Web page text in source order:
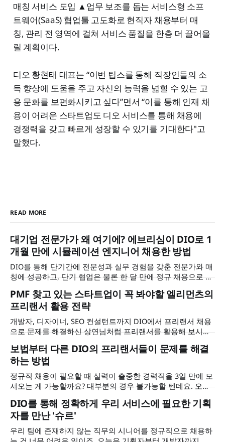
매칭 서비스 도입 ▲업무 보조를 돕는 서비스형 소프
트웨어(SaaS) 협업툴 고도화로 현직자 채용부터 매
칭, 관리 전 영역에 걸쳐 서비스 품질을 한층 더 끌어올
릴 계획이다.
디오 황현태 대표는 “이번 팁스를 통해 직장인들의 소
득 향상에 도움을 주고 자신의 능력을 넓힐 수 있는 고
용 문화를 보편화시키고 싶다”면서 “이를 통해 인재 채
용이 어려운 스타트업도 디오 서비스를 통해 채용에
경쟁력을 갖고 빠르게 성장할 수 있기를 기대한다"고
말했다.
READ MORE
대기업 전문가가 왜 여기에? 에브리심이 DIO로 1
개월 만에 시뮬레이션 엔지니어 채용한 방법
DIO를 통해 단기간에 전문성과 실무 경험을 갖춘 전문가와 매
칭에 성공하고, 단기 협업은 물론 한 달 만에 정규 채용으로 이
떻게 풀어나갈 수 있었는지, 그리고 그 과정에서 DIO가 어떤
역할을 했는지 들어보았습니다.
PMF 찾고 있는 스타트업이 꼭 봐야할 엘리먼츠의
프리랜서 활용 전략
개발자, 디자이너, SEO 컨설턴트까지 DIO에서 프리랜서 채용
으로 문제를 해결하신 상연님처럼 프리랜서를 활용해 보시면
으로 문제를 해결하셨는지, DIO를 계속 활용하시려는 이유가
무엇인지 인터뷰에서 확인해 보세요.
보법부터 다른 DIO의 프리랜서들이 문제를 해결
하는 방법
정규직 채용이 필요할 때 실력이 출중한 경력직을 3일 만에 모
셔오는 게 가능할까요? 대부분의 경우 불가능할 텐데요. 오늘
만에 만난. 그리고 회사의 전반적인 방향성을 함께 논의하고
당장 필요한 임팩트까지 얻은 하이퍼노바 박현무 대표님의 이
야기를 준비했습니다. 대표님이 DIO를 쓰기 전 다른 서비스를
왜 이탈하셨는지, 마케터와 디자이너 프리랜서에게 어떤 도움
DIO를 통해 정확하게 우리 서비스에 필요한 기획
자를 만난 '슈르'
우리 팀에 존재하지 않는 직무의 시니어를 정규직으로 채용하